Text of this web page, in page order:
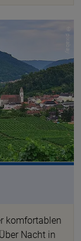
© pixabay
komfortablen
Nacht in